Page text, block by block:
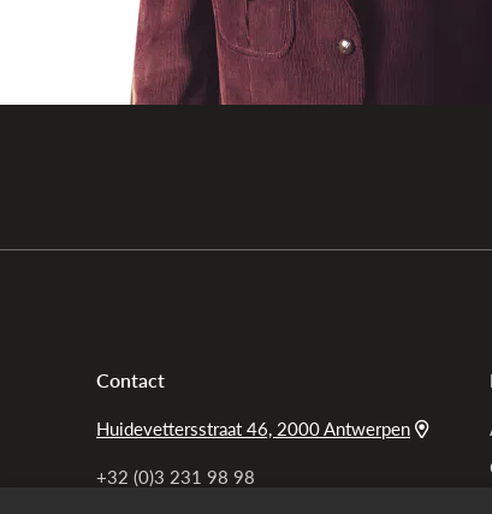
Contact
Huidevettersstraat 46, 2000 Antwerpen
+32 (0)3 231 98 98